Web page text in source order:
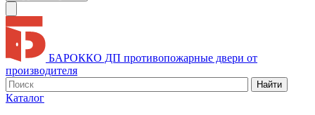
БАРОККО ДП противопожарные двери от
производителя
Найти
Каталог